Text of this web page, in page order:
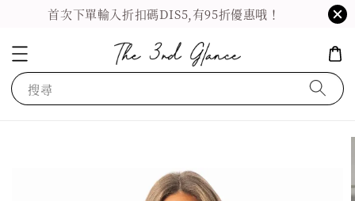
首次下單輸入折扣碼DIS5,有95折優惠哦！
搜尋